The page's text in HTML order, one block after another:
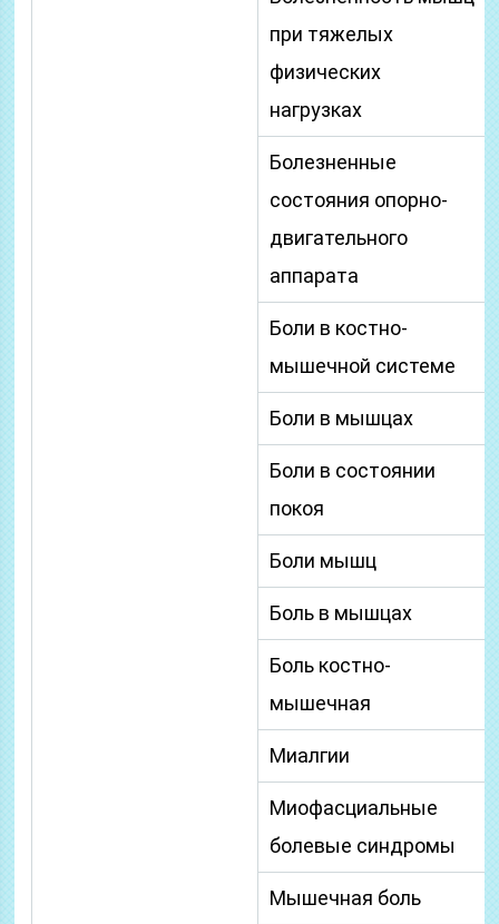
при тяжелых
физических
нагрузках
Болезненные
состояния опорно-
двигательного
аппарата
Боли в костно-
мышечной системе
Боли в мышцах
Боли в состоянии
покоя
Боли мышц
Боль в мышцах
Боль костно-
мышечная
Миалгии
Миофасциальные
болевые синдромы
Мышечная боль